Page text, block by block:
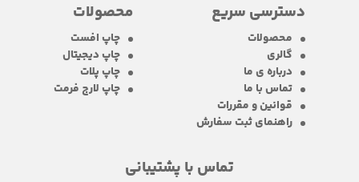
دسترسی سریع
محصولات
گالری
درباره ی ما
تماس با ما
قوانین و مقررات
راهنمای ثبت سفارش
محصولات
چاپ افست
چاپ دیجیتال
چاپ پلات
چاپ لارج فرمت
تماس با پشتیبانی